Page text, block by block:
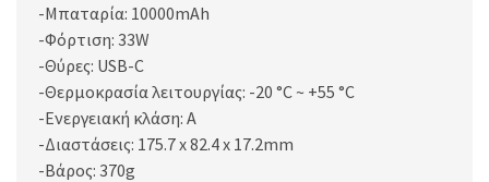
-Μπαταρία: 10000mAh
-Φόρτιση: 33W
-Θύρες: USB-C
-Θερμοκρασία λειτουργίας: -20 °C ~ +55 °C
-Ενεργειακή κλάση: A
-Διαστάσεις: 175.7 x 82.4 x 17.2mm
-Βάρος: 370g